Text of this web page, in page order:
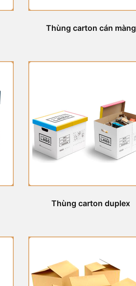
Thùng carton cán màng
Thùng carton duplex